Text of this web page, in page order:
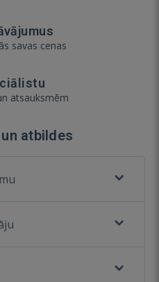
savas cenas
atsauksmēm
atbildes